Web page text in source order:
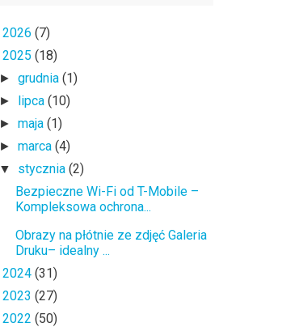
2026 (7)
2025 (18)
►grudnia(1)
► lipca(10)
►maja(1)
►marca(4)
▼ stycznia(2)
Bezpieczne Wi-Fi od T-Mobile –
Kompleksowa ochrona...
Obrazy na płótnie ze zdjęć Galeria
Druku– idealny ...
2024 (31)
2023 (27)
2022 (50)